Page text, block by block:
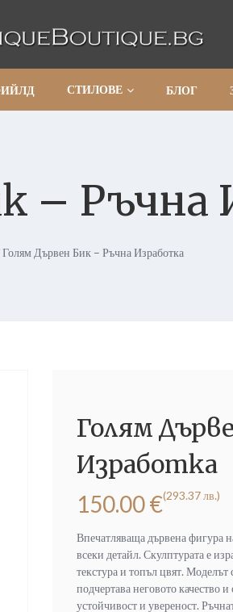
СТИЛОВЕ БЛОГ
– Ръчна
Дървен Бик – Ръчна Изработка
Голям
Изработка
150.00€(293.37 лв.)
Впечатляваща дървена фигура
всеки детайл. Скулптурата е
текстура и топъл цвят.
подчертава неговото качество
устойчивост и увереност.